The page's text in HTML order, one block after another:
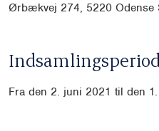
Ørbækvej 274, 5220 Odense
Fra den 2. juni 2021 til den